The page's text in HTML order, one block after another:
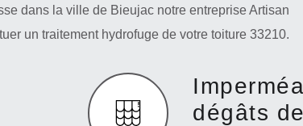
dans la ville de Bieujac notre entreprise Artisan
un traitement hydrofuge de votre toiture 33210.
dégâts